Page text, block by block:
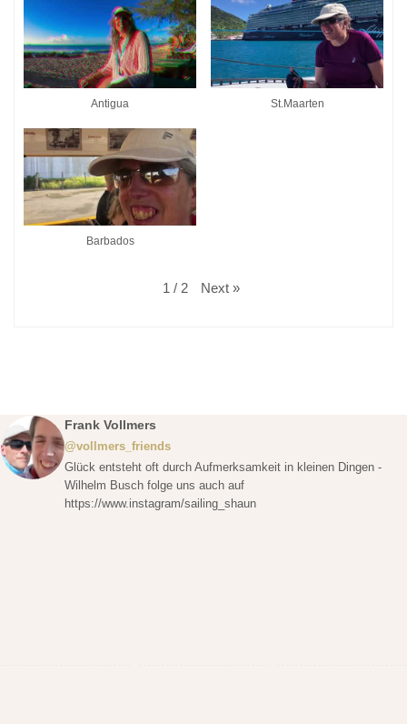
Antigua St.Maarten
Barbados
1 / 2 Next »
Frank Vollmers
@vollmers_friends
Glück entsteht oft durch Aufmerksamkeit in kleinen Dingen -
Wilhelm Busch folge uns auch auf
https://www.instagram/sailing_shaun